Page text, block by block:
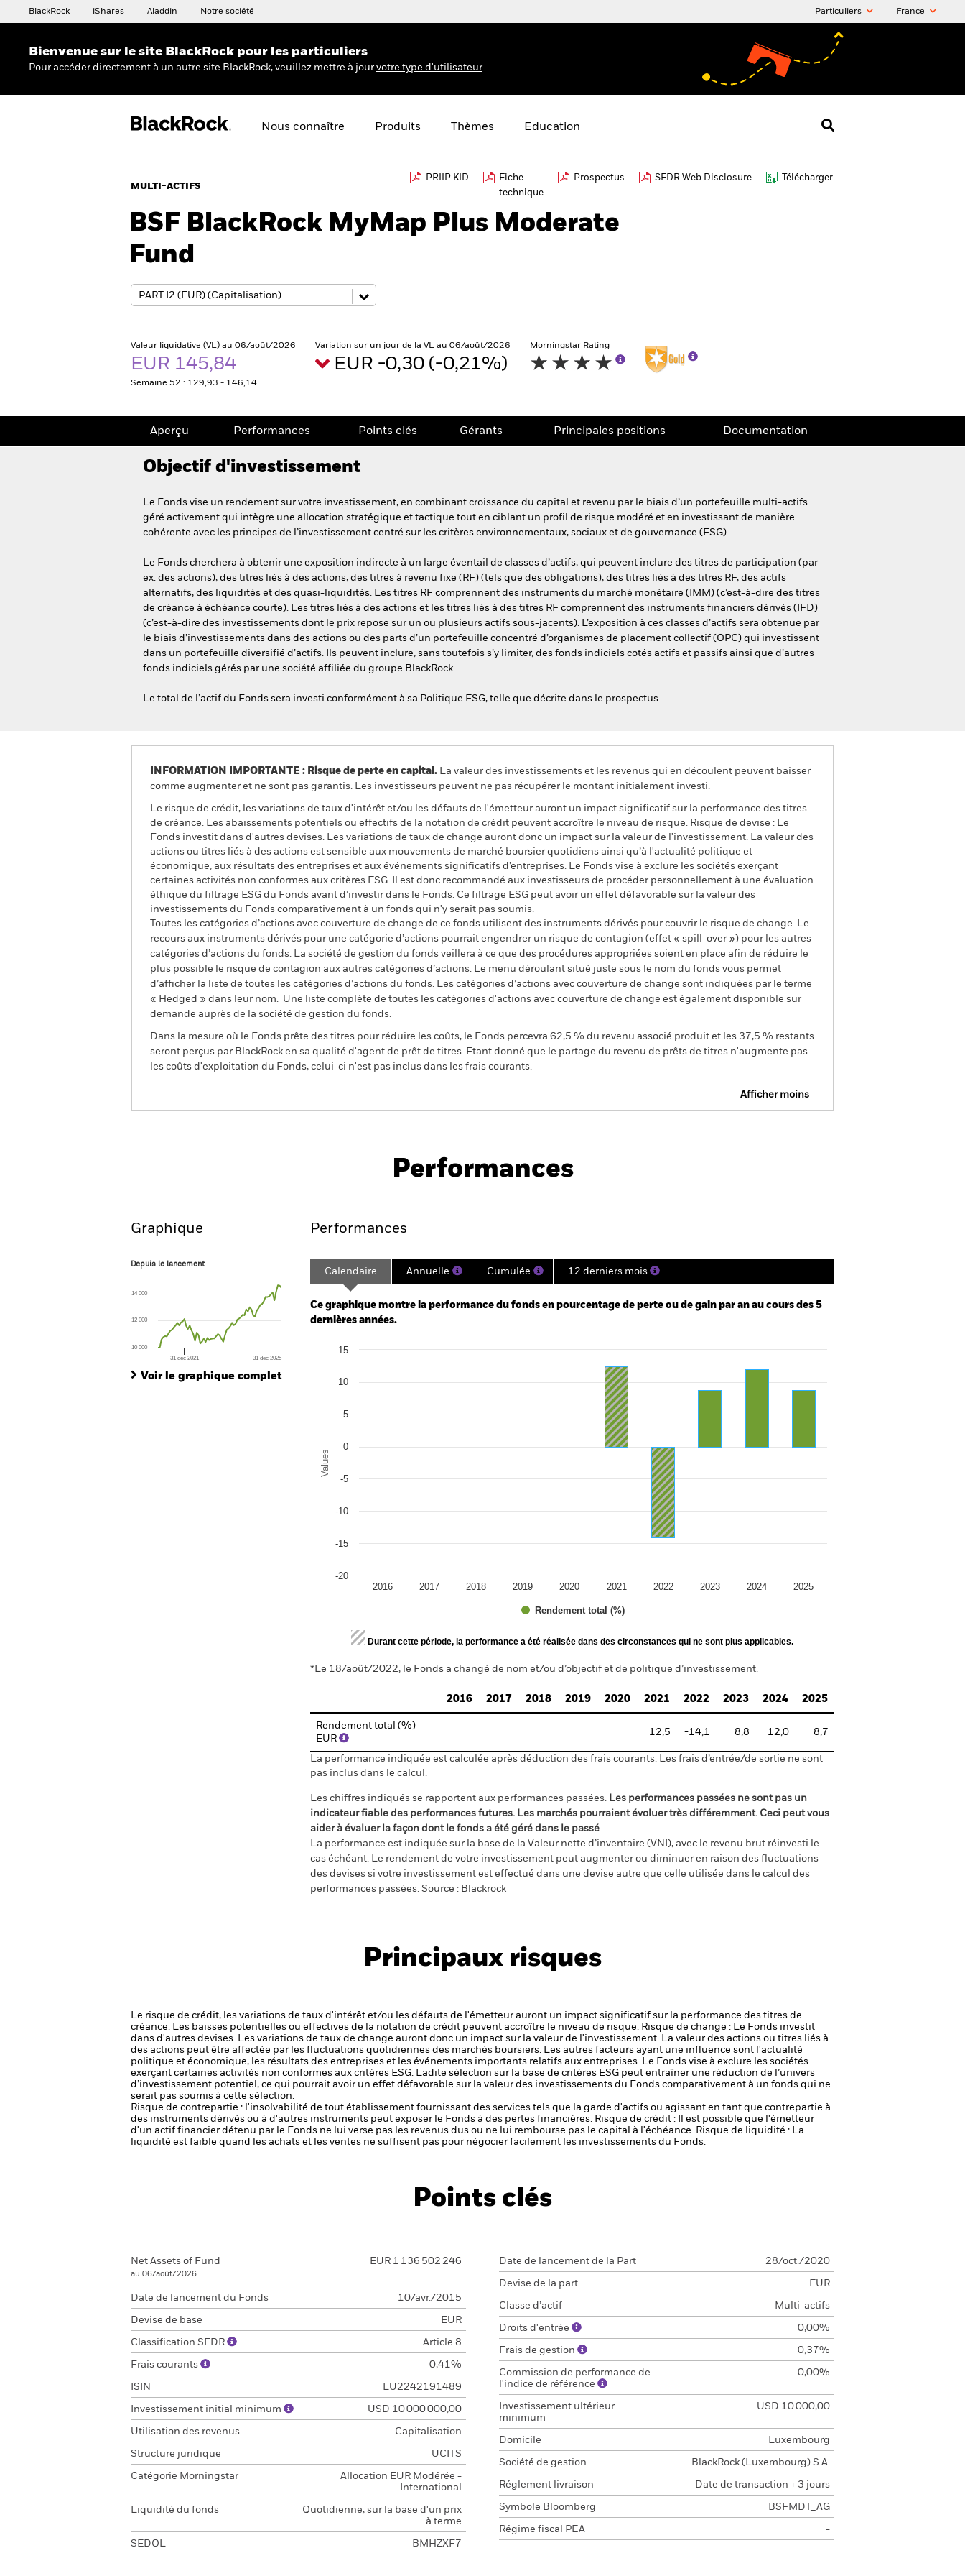
BlackRock iShares Aladdin Notre société Particuliers France
Bienvenue sur le site BlackRock pour les particuliers
Pour accéder directement à un autre site BlackRock, veuillez mettre à jour votre type d'utilisateur.
Nous connaître Produits Thèmes Education
MULTI-ACTIFS
PRIIP KID
Fiche
technique
Prospectus SFDR Web Disclosure Télécharger
BSF BlackRock MyMap Plus Moderate
Fund
Valeur liquidative (VL) au 06/août/2026
EUR 145,84
Semaine 52 : 129,93 - 146,14
Variation sur un jour de la VL au 06/août/2026
EUR -0,30 (-0,21%)
Morningstar Rating
Aperçu Performances Points clés Gérants Principales positions Documentation
Objectif d'investissement
Le Fonds vise un rendement sur votre investissement, en combinant croissance du capital et revenu par le biais d’un portefeuille multi-actifs
géré activement qui intègre une allocation stratégique et tactique tout en ciblant un profil de risque modéré et en investissant de manière
cohérente avec les principes de l’investissement centré sur les critères environnementaux, sociaux et de gouvernance (ESG).
Le Fonds cherchera à obtenir une exposition indirecte à un large éventail de classes d’actifs, qui peuvent inclure des titres de participation (par
ex. des actions), des titres liés à des actions, des titres à revenu fixe (RF) (tels que des obligations), des titres liés à des titres RF, des actifs
alternatifs, des liquidités et des quasi-liquidités. Les titres RF comprennent des instruments du marché monétaire (IMM) (c’est-à-dire des titres
de créance à échéance courte). Les titres liés à des actions et les titres liés à des titres RF comprennent des instruments financiers dérivés (IFD)
(c’est-à-dire des investissements dont le prix repose sur un ou plusieurs actifs sous-jacents). L’exposition à ces classes d’actifs sera obtenue par
le biais d’investissements dans des actions ou des parts d’un portefeuille concentré d’organismes de placement collectif (OPC) qui investissent
dans un portefeuille diversifié d’actifs. Ils peuvent inclure, sans toutefois s’y limiter, des fonds indiciels cotés actifs et passifs ainsi que d’autres
fonds indiciels gérés par une société affiliée du groupe BlackRock.
Le total de l’actif du Fonds sera investi conformément à sa Politique ESG, telle que décrite dans le prospectus.
INFORMATION IMPORTANTE : Risque de perte en capital. La valeur des investissements et les revenus qui en découlent peuvent baisser
comme augmenter et ne sont pas garantis. Les investisseurs peuvent ne pas récupérer le montant initialement investi.
Le risque de crédit, les variations de taux d'intérêt et/ou les défauts de l'émetteur auront un impact significatif sur la performance des titres
de créance. Les abaissements potentiels ou effectifs de la notation de crédit peuvent accroître le niveau de risque. Risque de devise : Le
Fonds investit dans d'autres devises. Les variations de taux de change auront donc un impact sur la valeur de l'investissement. La valeur des
actions ou titres liés à des actions est sensible aux mouvements de marché boursier quotidiens ainsi qu’à l'actualité politique et
économique, aux résultats des entreprises et aux événements significatifs d’entreprises. Le Fonds vise à exclure les sociétés exerçant
certaines activités non conformes aux critères ESG. Il est donc recommandé aux investisseurs de procéder personnellement à une évaluation
éthique du filtrage ESG du Fonds avant d’investir dans le Fonds. Ce filtrage ESG peut avoir un effet défavorable sur la valeur des
investissements du Fonds comparativement à un fonds qui n'y serait pas soumis.
Toutes les catégories d’actions avec couverture de change de ce fonds utilisent des instruments dérivés pour couvrir le risque de change. Le
recours aux instruments dérivés pour une catégorie d’actions pourrait engendrer un risque de contagion (effet « spill-over ») pour les autres
catégories d’actions du fonds. La société de gestion du fonds veillera à ce que des procédures appropriées soient en place afin de réduire le
plus possible le risque de contagion aux autres catégories d’actions. Le menu déroulant situé juste sous le nom du fonds vous permet
d’afficher la liste de toutes les catégories d’actions du fonds. Les catégories d’actions avec couverture de change sont indiquées par le terme
« Hedged » dans leur nom. Une liste complète de toutes les catégories d'actions avec couverture de change est également disponible sur
demande auprès de la société de gestion du fonds.
Dans la mesure où le Fonds prête des titres pour réduire les coûts, le Fonds percevra 62,5 % du revenu associé produit et les 37,5 % restants
seront perçus par BlackRock en sa qualité d'agent de prêt de titres. Etant donné que le partage du revenu de prêts de titres n'augmente pas
les coûts d'exploitation du Fonds, celui-ci n'est pas inclus dans les frais courants.
Afficher moins
Performances
Graphique
Depuis le lancement
The chart has 1 X axis displaying Time. Range: 2020-09-30 00:00:00 to 2026-07-31 00:00:00.
The chart has 1 Y axis displaying values. Range: 0 to 60.
Depuis le lancement
31 déc 2021 31 déc 2025
10 000
12 000
14 000
Voir le graphique complet
Performances
Calendaire Annuelle Cumulée 12 derniers mois
Ce graphique montre la performance du fonds en pourcentage de perte ou de gain par an au cours des 5
dernières années.
Bar chart with 10 bars.
The chart has 1 Y axis displaying Values. Range: -20 to 15.
Values
Rendement total (%)
2016 2017 2018 2019 2020 2021 2022 2023 2024 2025
-20
-15
-10
-5
0
5
10
15
End of interactive chart.
Durant cette période, la performance a été réalisée dans des circonstances qui ne sont plus applicables.
*Le 18/août/2022, le Fonds a changé de nom et/ou d’objectif et de politique d’investissement.
2016 2017 2018 2019 2020 2021 2022 2023 2024 2025
Rendement total (%)
EUR
12,5 -14,1 8,8 12,0 8,7
La performance indiquée est calculée après déduction des frais courants. Les frais d’entrée/de sortie ne sont
pas inclus dans le calcul.
Les chiffres indiqués se rapportent aux performances passées. Les performances passées ne sont pas un
indicateur fiable des performances futures. Les marchés pourraient évoluer très différemment. Ceci peut vous
aider à évaluer la façon dont le fonds a été géré dans le passé
La performance est indiquée sur la base de la Valeur nette d’inventaire (VNI), avec le revenu brut réinvesti le
cas échéant. Le rendement de votre investissement peut augmenter ou diminuer en raison des fluctuations
des devises si votre investissement est effectué dans une devise autre que celle utilisée dans le calcul des
performances passées. Source : Blackrock
Principaux risques
Le risque de crédit, les variations de taux d'intérêt et/ou les défauts de l'émetteur auront un impact significatif sur la performance des titres de
créance. Les baisses potentielles ou effectives de la notation de crédit peuvent accroître le niveau de risque. Risque de change : Le Fonds investit
dans d'autres devises. Les variations de taux de change auront donc un impact sur la valeur de l'investissement. La valeur des actions ou titres liés à
des actions peut être affectée par les fluctuations quotidiennes des marchés boursiers. Les autres facteurs ayant une influence sont l'actualité
politique et économique, les résultats des entreprises et les événements importants relatifs aux entreprises. Le Fonds vise à exclure les sociétés
exerçant certaines activités non conformes aux critères ESG. Ladite sélection sur la base de critères ESG peut entraîner une réduction de l’univers
d’investissement potentiel, ce qui pourrait avoir un effet défavorable sur la valeur des investissements du Fonds comparativement à un fonds qui ne
serait pas soumis à cette sélection.
Risque de contrepartie : l'insolvabilité de tout établissement fournissant des services tels que la garde d'actifs ou agissant en tant que contrepartie à
des instruments dérivés ou à d'autres instruments peut exposer le Fonds à des pertes financières. Risque de crédit : Il est possible que l'émetteur
d'un actif financier détenu par le Fonds ne lui verse pas les revenus dus ou ne lui rembourse pas le capital à l'échéance. Risque de liquidité : La
liquidité est faible quand les achats et les ventes ne suffisent pas pour négocier facilement les investissements du Fonds.
Points clés
Net Assets of Fund
au 06/août/2026
EUR 1 136 502 246
Date de lancement du Fonds 10/avr./2015
Devise de base EUR
Classification SFDR Article 8
Frais courants 0,41%
ISIN LU2242191489
Investissement initial minimum USD 10 000 000,00
Utilisation des revenus Capitalisation
Structure juridique UCITS
Catégorie Morningstar
Allocation EUR Modérée -
International
Liquidité du fonds
Quotidienne, sur la base d'un prix
à terme
SEDOL BMHZXF7
Date de lancement de la Part 28/oct./2020
Devise de la part EUR
Classe d’actif Multi-actifs
Droits d'entrée 0,00%
Frais de gestion 0,37%
Commission de performance de
l'indice de référence
0,00%
Investissement ultérieur
minimum
USD 10 000,00
Domicile Luxembourg
Société de gestion BlackRock (Luxembourg) S.A.
Réglement livraison Date de transaction + 3 jours
Symbole Bloomberg BSFMDT_AG
Régime fiscal PEA -